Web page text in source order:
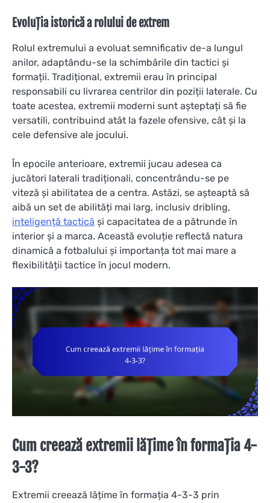
Evoluția istorică a rolului de extrem
Rolul extremului a evoluat semnificativ de-a lungul
anilor, adaptându-se la schimbările din tactici și
formații. Tradițional, extremii erau în principal
responsabili cu livrarea centrilor din poziții laterale. Cu
toate acestea, extremii moderni sunt așteptați să fie
versatili, contribuind atât la fazele ofensive, cât și la
cele defensive ale jocului.
În epocile anterioare, extremii jucau adesea ca
jucători laterali tradiționali, concentrându-se pe
viteză și abilitatea de a centra. Astăzi, se așteaptă să
aibă un set de abilități mai larg, inclusiv dribling,
inteligență tactică și capacitatea de a pătrunde în
interior și a marca. Această evoluție reflectă natura
dinamică a fotbalului și importanța tot mai mare a
flexibilității tactice în jocul modern.
Cum creează extremii lățime în formația 4-
3-3?
Extremii creează lățime în formația 4-3-3 prin